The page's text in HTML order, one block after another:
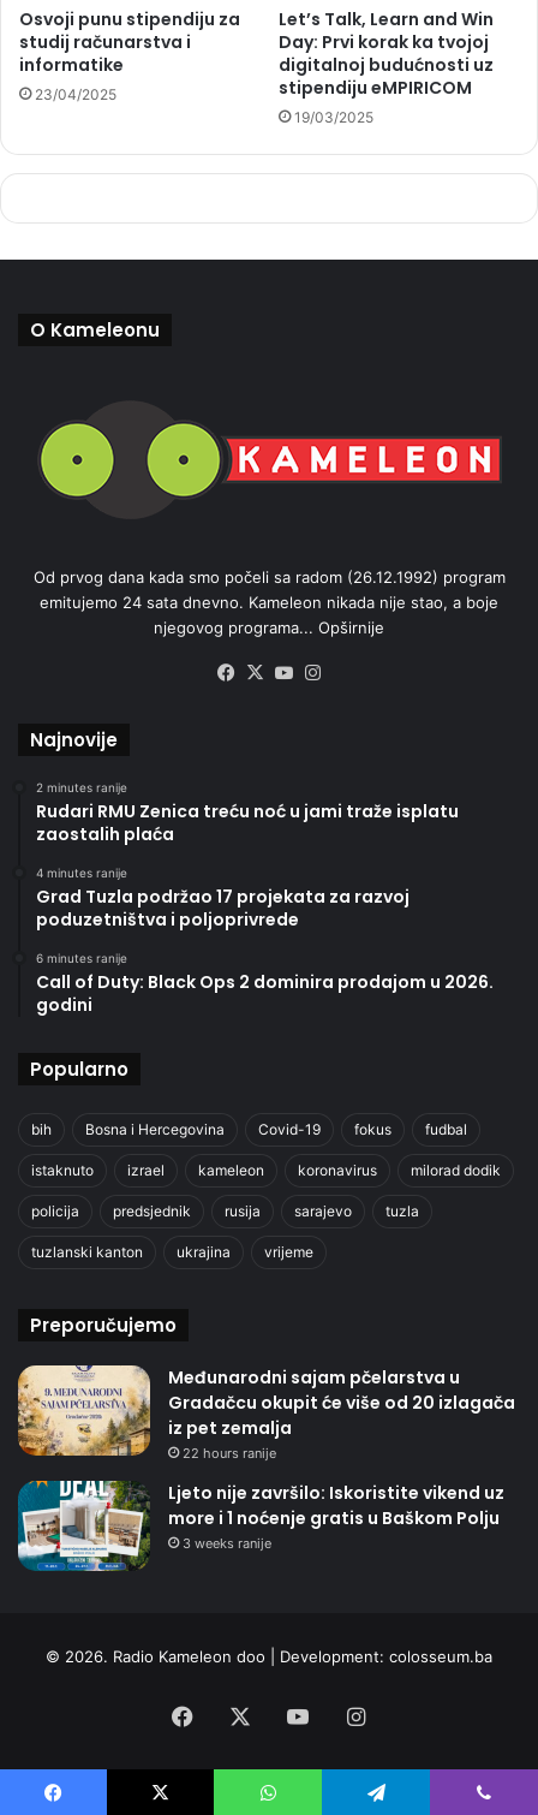
Osvoji punu stipendiju za
studij računarstva i
informatike
23/04/2025
Let’s Talk, Learn and Win
Day: Prvi korak ka tvojoj
digitalnoj budućnosti uz
stipendiju eMPIRICOM
19/03/2025
O Kameleonu
Od prvog dana kada smo počeli sa radom (26.12.1992) program
emitujemo 24 sata dnevno. Kameleon nikada nije stao, a boje
njegovog programa... Opširnije
Facebook
X YouTube
Najnovije
2 minutes ranije
Rudari RMU Zenica treću noć u jami traže isplatu
zaostalih plaća
4 minutes ranije
Grad Tuzla podržao 17 projekata za razvoj
poduzetništva i poljoprivrede
6 minutes ranije
Call of Duty: Black Ops 2 dominira prodajom u 2026.
godini
Popularno
bih Bosna i Hercegovina Covid-19 fokus fudbal
istaknuto izrael kameleon koronavirus milorad dodik
policija predsjednik rusija sarajevo tuzla
tuzlanski kanton ukrajina vrijeme
Preporučujemo
Međunarodni sajam pčelarstva u
Gradačcu okupit će više od 20 izlagača
iz pet zemalja
22 hours ranije
Ljeto nije završilo: Iskoristite vikend uz
more i 1 noćenje gratis u Baškom Polju
3 weeks ranije
© 2026. Radio Kameleon doo | Development: colosseum.ba
Facebook YouTubeInstagram